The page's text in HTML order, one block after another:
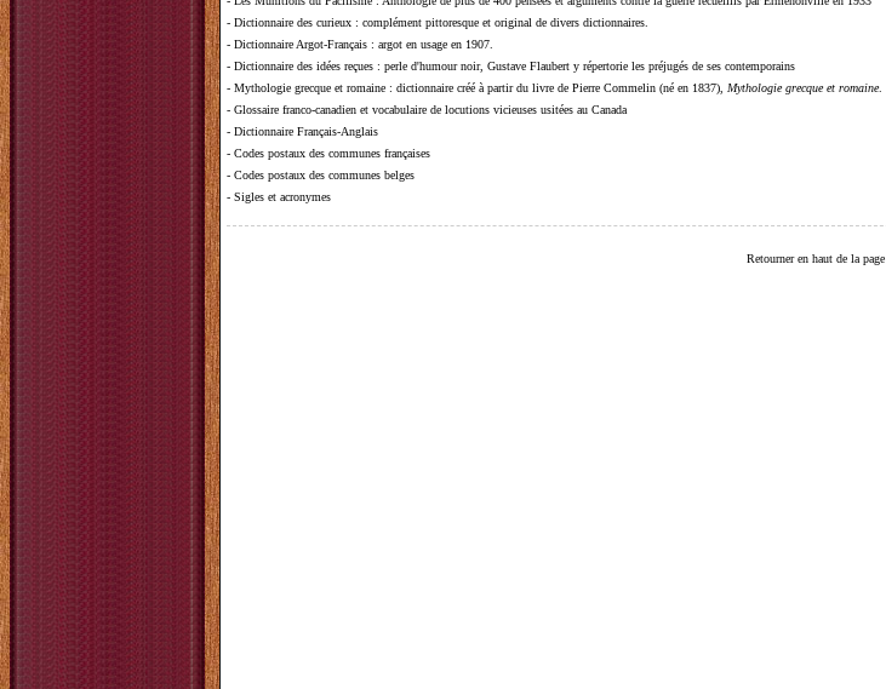
- Dictionnaire des curieux : complément pittoresque et original de divers dictionnaires.
- Dictionnaire Argot-Français : argot en usage en 1907.
- Dictionnaire des idées reçues : perle d'humour noir, Gustave Flaubert y répertorie les préjugés de ses contemporains
- Mythologie grecque et romaine : dictionnaire créé à partir du livre de Pierre Commelin (né en 1837), Mythologie grecque et romaine.
- Glossaire franco-canadien et vocabulaire de locutions vicieuses usitées au Canada
- Dictionnaire Français-Anglais
- Codes postaux des communes françaises
- Codes postaux des communes belges
- Sigles et acronymes
Retourner en haut de la page